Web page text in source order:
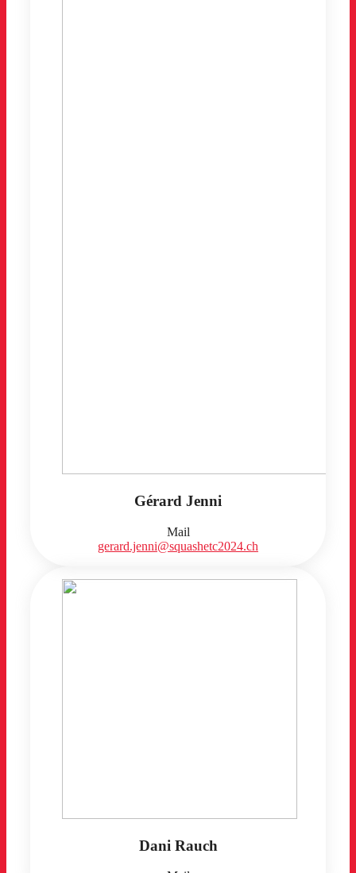
Gérard Jenni
Mail
gerard.jenni@squashetc2024.ch
Dani Rauch